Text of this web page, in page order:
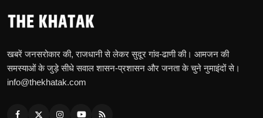
खबरें जनसरोकार की, राजधानी से लेकर सुदूर गांव-ढाणी की। आमजन की
समस्याओं के जुड़े सीधे सवाल शासन-प्रशासन और जनता के चुने नुमाइंदों से।
info@thekhatak.com